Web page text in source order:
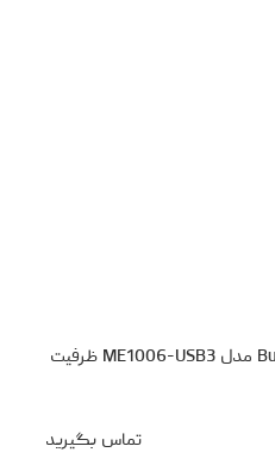
فلش مموری دایا دیتا طرح Bullet مدل ME1006-USB3 ظرفیت
تماس بگیرید